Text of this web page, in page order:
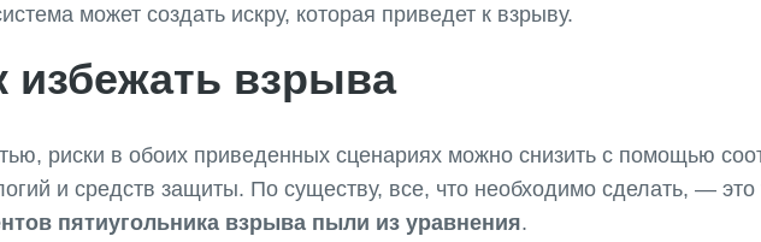
может создать искру, которая приведет к взрыву.
избежать взрыва
риски в обоих приведенных сценариях можно снизить с помощью
и средств защиты. По существу, все, что необходимо сделать, — это
пятиугольника взрыва пыли из уравнения.